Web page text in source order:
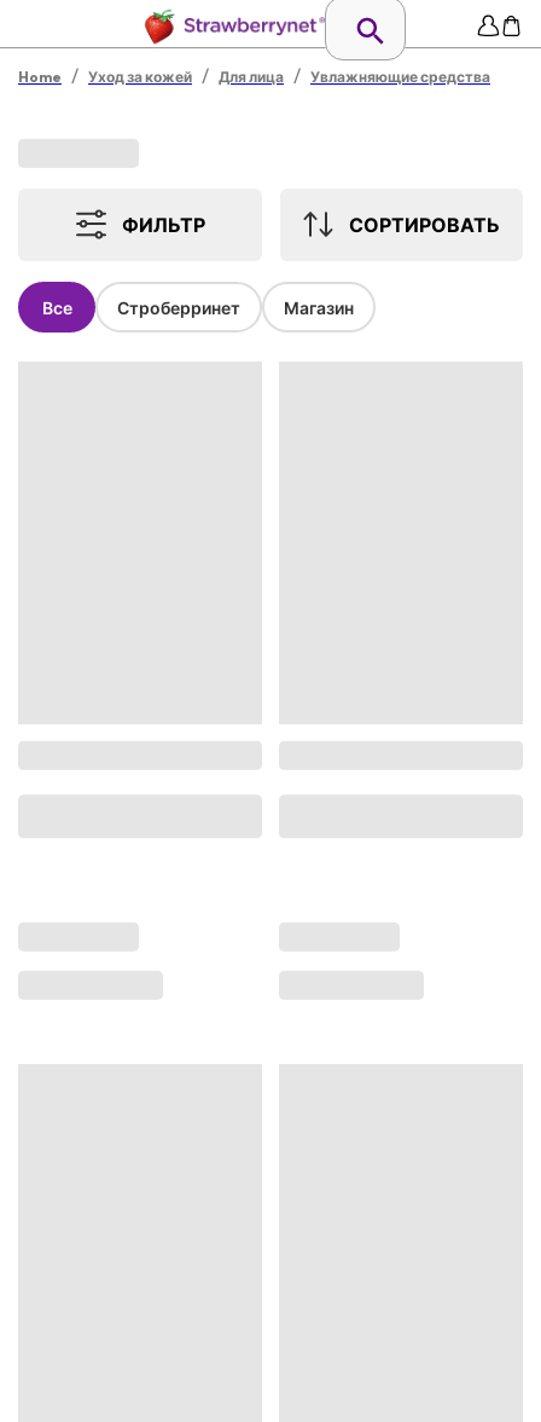
Home / Уход за кожей / Для лица / Увлажняющие средства
ФИЛЬТР СОРТИРОВАТЬ
Все Строберринет Магазин